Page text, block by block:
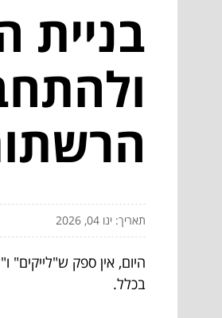
בניית
תאריך: ינו 04, 2026
היום, אין ספק
בכלל.